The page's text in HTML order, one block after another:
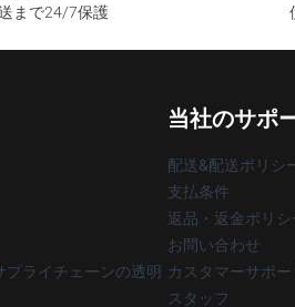
まで24/7保護
プライチェーンの透明
当社のサポ
配送&配送ポリシ
支払条件
返品・返金ポリシ
お問い合わせ
カスタマーサポー
スタッフ